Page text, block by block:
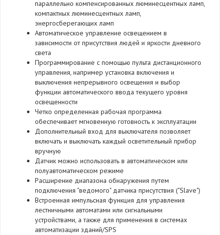
параллельно компенсированных люминесцентных ламп,
компактных люминесцентных ламп,
энергосберегающих ламп
Автоматическое управление освещением в
зависимости от присутствия людей и яркости дневного
света
Программирование с помощью пульта дистанционного
управления, например установка включения и
выключения непрерывного освещения и выбор
функции автоматического ввода текущего уровня
освещенности
Четко определенная рабочая программа
обеспечивает мгновенную готовность к эксплуатации
Дополнительный вход для выключателя позволяет
включать и выключать каждый осветительный прибор
вручную
Датчик можно использовать в автоматическом или
полуавтоматическом режиме
Расширение диапазона обнаружения путем
подключения "ведомого" датчика присутствия ("Slave")
Встроенная импульсная функция для управления
лестничными автоматами или сигнальными
устройствами, а также для применения в системах
автоматизации зданий/SPS